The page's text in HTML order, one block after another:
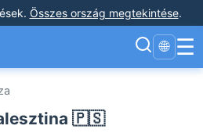
. Összes ország megtekintése.
🌐 ☰
🇵🇸